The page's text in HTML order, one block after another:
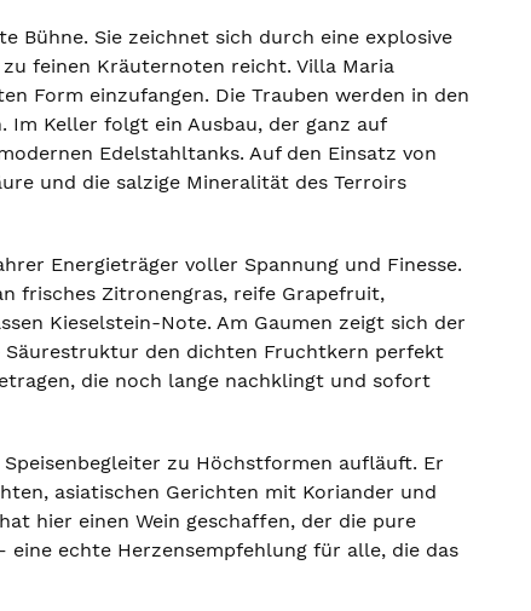
Bühne. Sie zeichnet sich durch eine explosive
feinen Kräuternoten reicht. Villa Maria
Form einzufangen. Die Trauben werden in den
Keller folgt ein Ausbau, der ganz auf
Edelstahltanks. Auf den Einsatz von
und die salzige Mineralität des Terroirs
Energieträger voller Spannung und Finesse.
frisches Zitronengras, reife Grapefruit,
Kieselstein-Note. Am Gaumen zeigt sich der
den dichten Fruchtkern perfekt
die noch lange nachklingt und sofort
zu Höchstformen aufläuft. Er
asiatischen Gerichten mit Koriander und
hier einen Wein geschaffen, der die pure
echte Herzensempfehlung für alle, die das